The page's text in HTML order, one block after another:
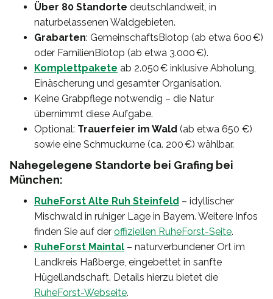
Über 80 Standorte deutschlandweit, in
naturbelassenen Waldgebieten.
Grabarten: GemeinschaftsBiotop (ab etwa 600 €)
oder FamilienBiotop (ab etwa 3.000 €).
Komplettpakete ab 2.050 € inklusive Abholung,
Einäscherung und gesamter Organisation.
Keine Grabpflege notwendig – die Natur
übernimmt diese Aufgabe.
Optional: Trauerfeier im Wald (ab etwa 650 €)
sowie eine Schmuckurne (ca. 200 €) wählbar.
Nahegelegene Standorte bei Grafing bei
München:
RuheForst Alte Ruh Steinfeld – idyllischer
Mischwald in ruhiger Lage in Bayern. Weitere Infos
finden Sie auf der offiziellen RuheForst-Seite.
RuheForst Maintal – naturverbundener Ort im
Landkreis Haßberge, eingebettet in sanfte
Hügellandschaft. Details hierzu bietet die
RuheForst-Webseite.